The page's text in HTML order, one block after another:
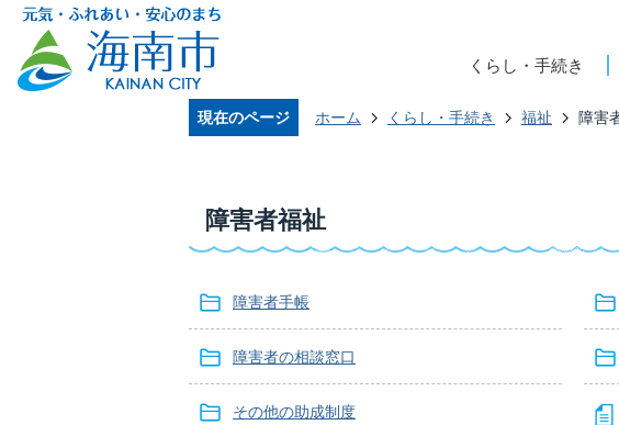
くらし・手続き
現在のページ ホーム くらし・手続き 福祉 障害
障害者福祉
障害者手帳
障害者の相談窓口
その他の助成制度